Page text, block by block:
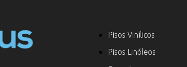
Pisos Vinílicos
Pisos Linóleos